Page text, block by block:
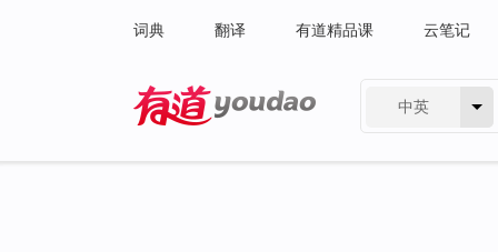
词典 翻译 有道精品课 云笔记
中英